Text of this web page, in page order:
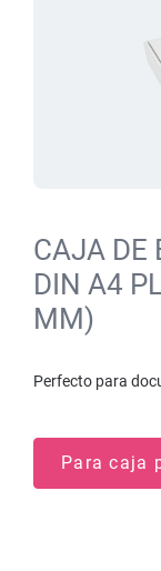
CAJA DE
DIN A4
MM)
Perfecto para
Para caja